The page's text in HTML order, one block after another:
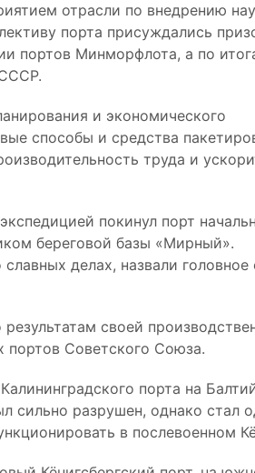
отрасли по внедрению
порта присуждались
портов Минморфлота, а по
и экономического
способы и средства
труда и
покинул порт
береговой базы «Мирный».
делах, назвали головное
своей
портов Советского Союза.
порта на
сильно разрушен, однако стал
в послевоенном